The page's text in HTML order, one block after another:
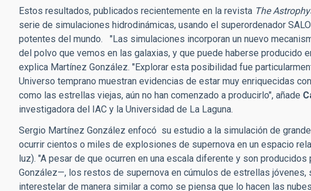
Estos resultados, publicados recientemente en la revista The
serie de simulaciones hidrodinámicas, usando el superordenador
potentes del mundo. "Las simulaciones incorporan un nuevo
del polvo que vemos en las galaxias, y que puede haberse
explica Martínez González. "Explorar esta posibilidad fue
Universo temprano muestran evidencias de estar muy enriquecidas
como las estrellas viejas, aún no han comenzado a producirlo", añade
investigadora del IAC y la Universidad de La Laguna.
Sergio Martínez González enfocó su estudio a la simulación de
ocurrir cientos o miles de explosiones de supernova en un espacio
luz). "A pesar de que ocurren en una escala diferente y son
González—, los restos de supernova en cúmulos de estrellas
interestelar de manera similar a como se piensa que lo hacen las